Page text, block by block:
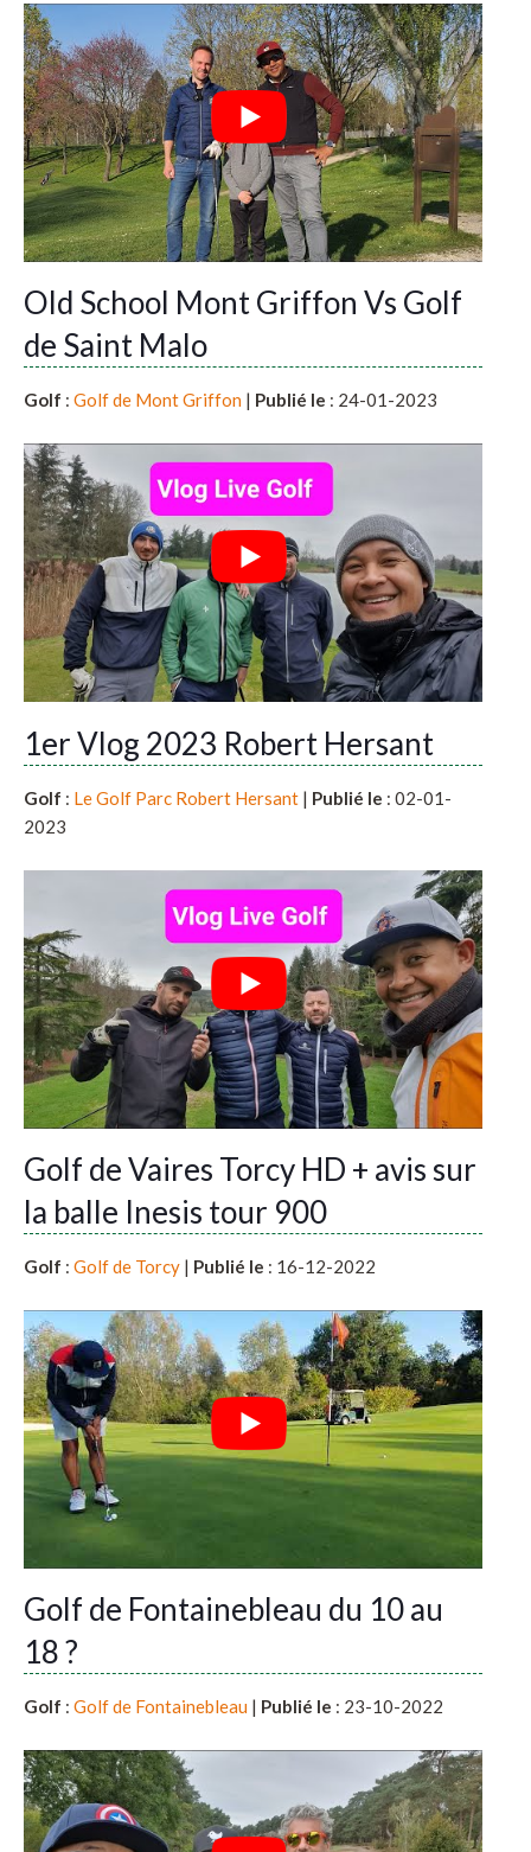
Old School Mont Griffon Vs Golf
de Saint Malo
Golf : Golf de Mont Griffon | Publié le : 24-01-2023
1er Vlog 2023 Robert Hersant
Golf : Le Golf Parc Robert Hersant | Publié le : 02-01-
2023
Golf de Vaires Torcy HD + avis sur
la balle Inesis tour 900
Golf : Golf de Torcy | Publié le : 16-12-2022
Golf de Fontainebleau du 10 au
18 ?
Golf : Golf de Fontainebleau | Publié le : 23-10-2022